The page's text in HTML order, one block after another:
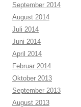
September 2014
August 2014
Juli 2014
Juni 2014
April 2014
Februar 2014
Oktober 2013
September 2013
August 2013